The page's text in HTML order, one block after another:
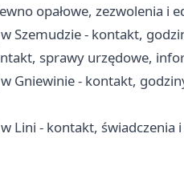
opałowe, zezwolenia i
Szemudzie - kontakt,
sprawy urzędowe,
Gniewinie - kontakt,
Lini - kontakt, świadczenia